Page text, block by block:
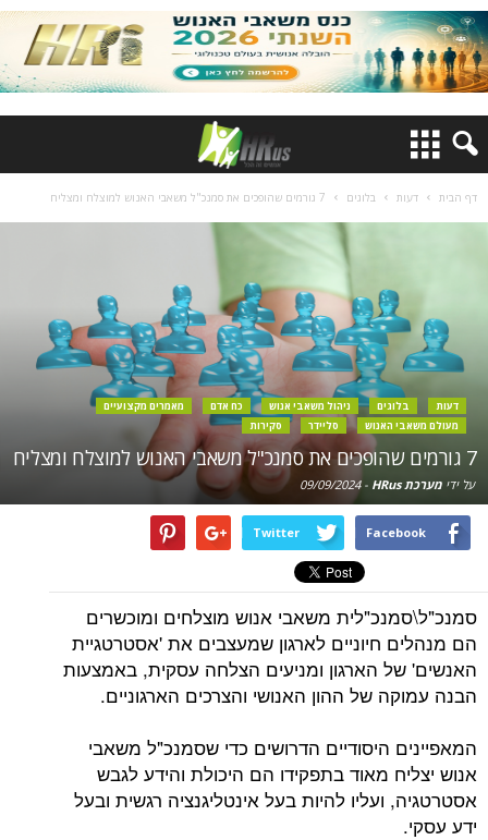
דף הבית דעות בלוגים 7 גורמים שהופכים את סמנכ"ל משאבי האנוש למוצלח ומצליח
דעות בלוגים ניהול משאבי אנוש כח אדם
מאמרים מקצועיים
מעולם משאבי האנוש
סליידר סקירות
7 גורמים שהופכים את סמנכ"ל משאבי האנוש למוצלח ומצליח
על ידי מערכת HRus -
09/09/2024
Facebook
Twitter
סמנכ"ל\סמנכ"לית משאבי אנוש מוצלחים ומוכשרים
הם מנהלים חיוניים לארגון שמעצבים את 'אסטרטגיית
האנשים' של הארגון ומניעים הצלחה עסקית, באמצעות
הבנה עמוקה של ההון האנושי והצרכים הארגוניים.
המאפיינים היסודיים הדרושים כדי שסמנכ"ל משאבי
אנוש יצליח מאוד בתפקידו הם היכולת והידע לגבש
אסטרטגיה, ועליו להיות בעל אינטליגנציה רגשית ובעל
ידע עסקי.